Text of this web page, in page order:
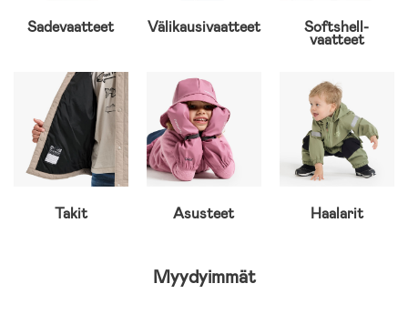
Sadevaatteet Välikausivaatteet Softshell-
vaatteet
Takit Asusteet Haalarit
Myydyimmät